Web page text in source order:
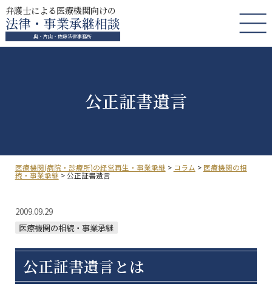
弁護士による医療機関向けの
法律・事業承継相談
奥・片山・佐藤法律事務所
公正証書遺言
医療機関(病院・診療所)の経営再生・事業承継> コラム >医療機関の相
続・事業承継>公正証書遺言
2009.09.29
医療機関の相続・事業承継
公正証書遺言とは